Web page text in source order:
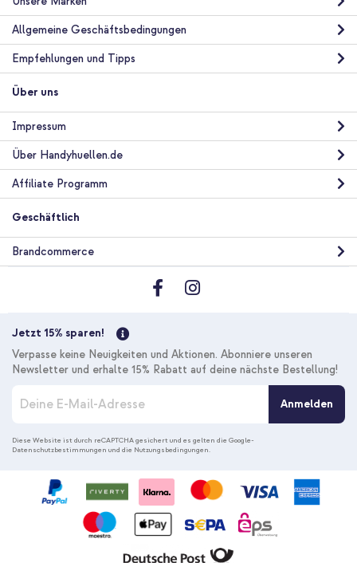
Kostenloser Versand 27,68 €
Inkl. MwSt.
In den Warenkorb
Kostenloser
Versand
Allgemeine Geschäftsbedingungen
Empfehlungen und Tipps
Über uns
Impressum
Über Handyhuellen.de
Affiliate Programm
Geschäftlich
Brandcommerce
Jetzt 15% sparen!
Verpasse keine Neuigkeiten und Aktionen. Abonniere unseren
Newsletter und erhalte 15% Rabatt auf deine nächste Bestellung!
d
e
Anmelden
Diese Website ist durch reCAPTCHA gesichert und es gelten dieGoogle-
Datenschutzbestimmungen und die Nutzungsbedingungen.